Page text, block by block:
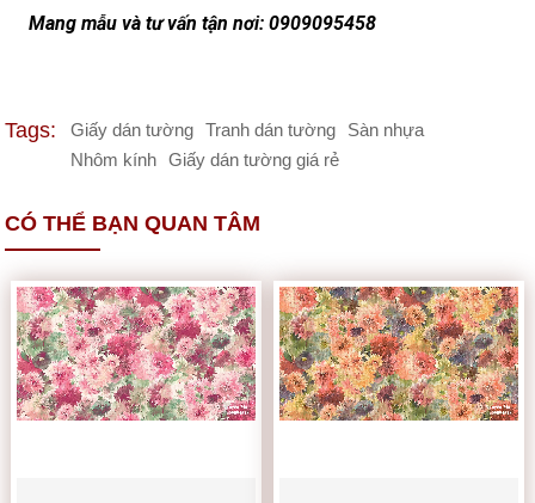
Mang mẫu và tư vấn tận nơi: 0909095458
Tags: Giấy dán tường Tranh dán tường
Sàn nhựa
Nhôm kính
Giấy dán tường giá rẻ
CÓ THỂ BẠN QUAN TÂM